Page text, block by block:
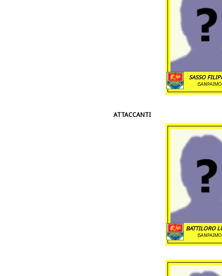
SASSO
ATTACCANTI
BATTILORO